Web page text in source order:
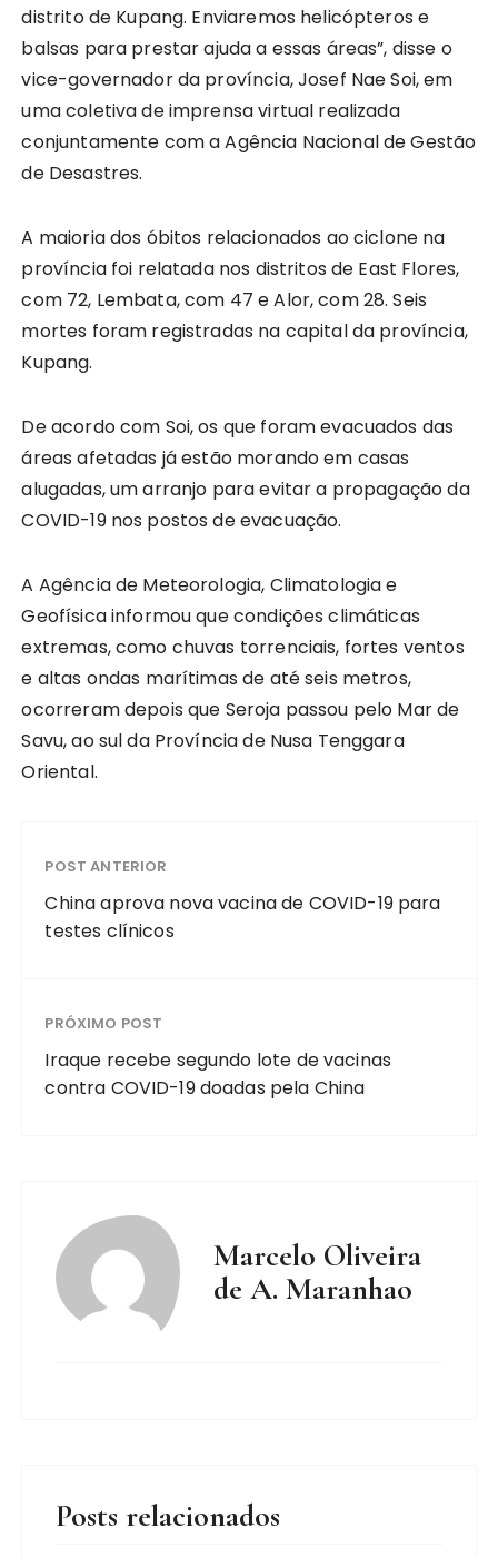
distrito de Kupang. Enviaremos helicópteros e
balsas para prestar ajuda a essas áreas”, disse o
vice-governador da província, Josef Nae Soi, em
uma coletiva de imprensa virtual realizada
conjuntamente com a Agência Nacional de Gestão
de Desastres.
A maioria dos óbitos relacionados ao ciclone na
província foi relatada nos distritos de East Flores,
com 72, Lembata, com 47 e Alor, com 28. Seis
mortes foram registradas na capital da província,
Kupang.
De acordo com Soi, os que foram evacuados das
áreas afetadas já estão morando em casas
alugadas, um arranjo para evitar a propagação da
COVID-19 nos postos de evacuação.
A Agência de Meteorologia, Climatologia e
Geofísica informou que condições climáticas
extremas, como chuvas torrenciais, fortes ventos
e altas ondas marítimas de até seis metros,
ocorreram depois que Seroja passou pelo Mar de
Savu, ao sul da Província de Nusa Tenggara
Oriental.
POST ANTERIOR
China aprova nova vacina de COVID-19 para
testes clínicos
PRÓXIMO POST
Iraque recebe segundo lote de vacinas
contra COVID-19 doadas pela China
Marcelo Oliveira
de A. Maranhao
Posts relacionados